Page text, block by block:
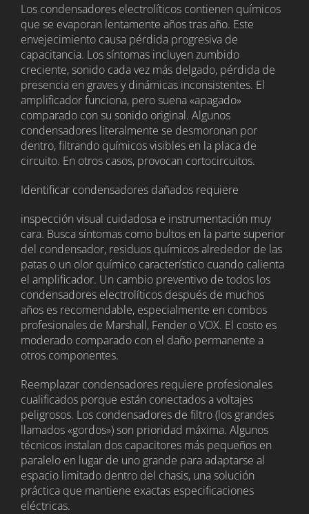
Los condensadores electrolíticos contienen químicos
que se evaporan lentamente años tras año. Este
envejecimiento causa pérdida progresiva de
capacitancia. Los síntomas incluyen zumbido
creciente, sonido cada vez más delgado, pérdida de
presencia en graves y dinámicas inconsistentes. El
amplificador funciona, pero suena «apagado»
comparado con su sonido original. Algunos
condensadores literalmente se desmoronan por
dentro, filtrando químicos visibles en la placa de
circuito. En otros casos, provocan cortocircuitos.
Identificar condensadores dañados requiere
inspección visual cuidadosa e instrumentación muy
cara. Busca síntomas como bultos en la parte superior
del condensador, residuos químicos alrededor de las
patas o un olor químico característico cuando calienta
el amplificador. Un cambio preventivo de todos los
condensadores electrolíticos después de muchos
años es recomendable, especialmente en combos
profesionales de Marshall, Fender o VOX. El costo es
moderado comparado con el daño permanente a
otros componentes.
Reemplazar condensadores requiere profesionales
cualificados porque están conectados a voltajes
peligrosos. Los condensadores de filtro (los grandes
llamados «gordos») son prioridad máxima. Algunos
técnicos instalan dos capacitores más pequeños en
paralelo en lugar de uno grande para adaptarse al
espacio limitado dentro del chasis, una solución
práctica que mantiene exactas especificaciones
eléctricas.